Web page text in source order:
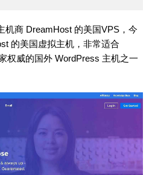
机商 DreamHost 的美国VPS，今
的美国虚拟主机，非常适合
权威的国外 WordPress 主机之一